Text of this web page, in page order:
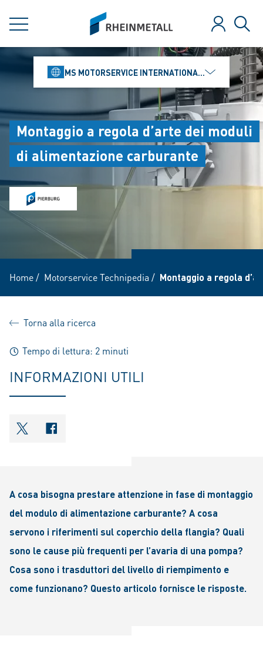
MENU
siteLogo
Login
MS MOTORSERVICE INTERNATIONAL GMBH
Montaggio a regola d’arte dei moduli
di alimentazione carburante
Home/ Motorservice Technipedia / Montaggio a regola
Torna alla ricerca
Tempo di lettura: 2 minuti
INFORMAZIONI UTILI
shareOntwitter
shareOnfacebook
A cosa bisogna prestare attenzione in fase di montaggio
del modulo di alimentazione carburante? A cosa
servono i riferimenti sul coperchio della flangia? Quali
sono le cause più frequenti per l’avaria di una pompa?
Cosa sono i trasduttori del livello di riempimento e
come funzionano? Questo articolo fornisce le risposte.